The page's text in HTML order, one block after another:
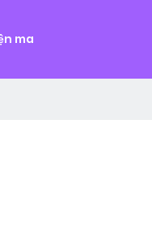
ma
một ngày, cô bị kẻ thù